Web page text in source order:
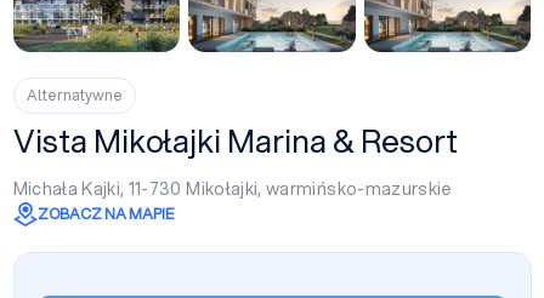
Alternatywne
Vista Mikołajki Marina & Resort
Michała Kajki, 11-730Mikołajki,warmińsko-mazurskie
ZOBACZ NA MAPIE